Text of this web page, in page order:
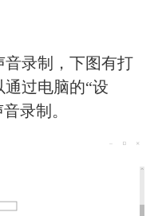
录制，下图有打
过电脑的“设
录制。